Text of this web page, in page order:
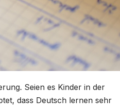
Seien es Kinder in der
dass Deutsch lernen sehr